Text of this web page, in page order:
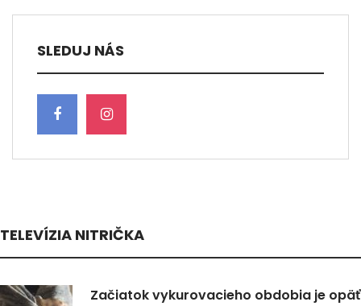
SLEDUJ NÁS
TELEVÍZIA NITRIČKA
Začiatok vykurovacieho obdobia je opäť